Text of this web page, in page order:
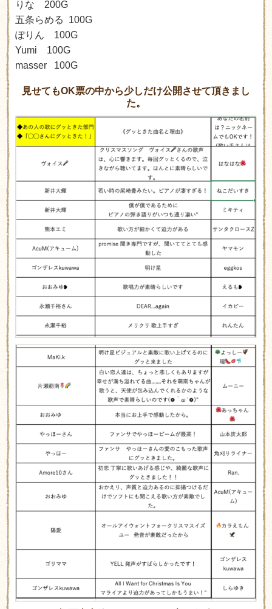
りな 200G
五条らめる 100G
ぽりん 100G
Yumi 100G
masser 100G
見せてもOK票の中から少しだけ公開させて頂きまし
た。